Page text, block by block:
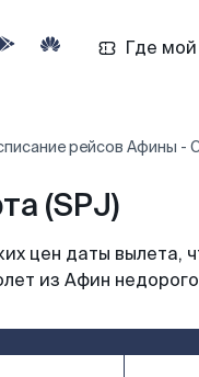
Где
рейсов Афины -
(SPJ)
цен даты вылета,
из Афин